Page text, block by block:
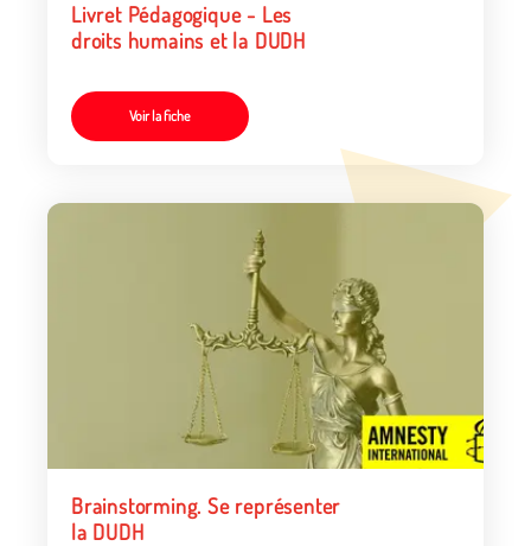
Livret Pédagogique - Les
droits humains et la DUDH
Voir la fiche
Brainstorming. Se représenter
la DUDH